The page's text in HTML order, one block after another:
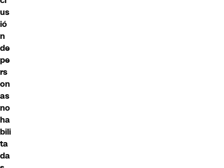
us
ió
n
de
pe
rs
on
as
no
ha
bili
ta
da